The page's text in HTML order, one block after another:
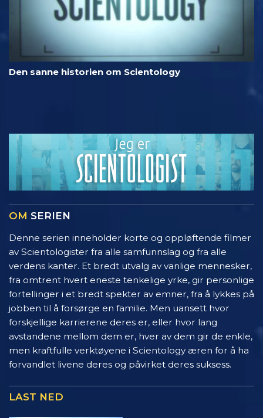
Den sanne historien om Scientology
OM SERIEN
Denne serien inneholder korte og oppløftende filmer
av Scientologister fra alle samfunnslag og fra alle
verdens kanter. Et bredt utvalg av vanlige mennesker,
fra omtrent hvert eneste tenkelige yrke, gir personlige
fortellinger i et bredt spekter av emner, fra å lykkes på
jobben til å forsørge en familie. Men uansett hvor
forskjellige karrierene deres er, eller hvor lang
avstandene mellom dem er, hver av dem gir de enkle,
men kraftfulle verktøyene i Scientology æren for å ha
forvandlet livene deres og påvirket deres suksess.
LAST NED